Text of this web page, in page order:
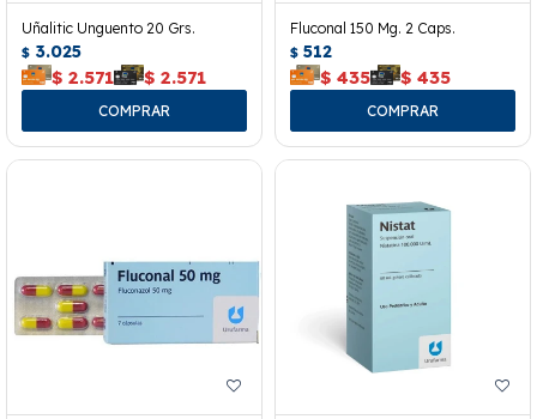
Uñalitic Unguento 20 Grs.
$ 3.025
$ 2.571 $ 2.571
Fluconal 150 Mg. 2 Caps.
$ 512
$ 435 $ 435